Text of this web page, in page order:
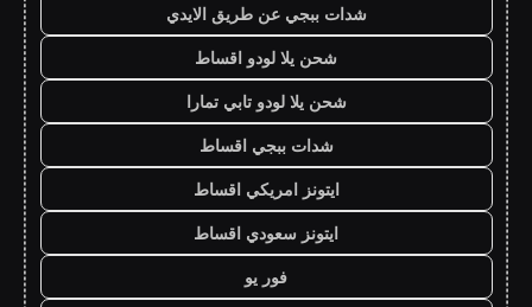
شدات ببجي عن طريق الايدي
شحن يلا لودو اقساط
شحن يلا لودو تابي تمارا
شدات ببجي اقساط
ايتونز امريكي اقساط
ايتونز سعودي اقساط
فور يو